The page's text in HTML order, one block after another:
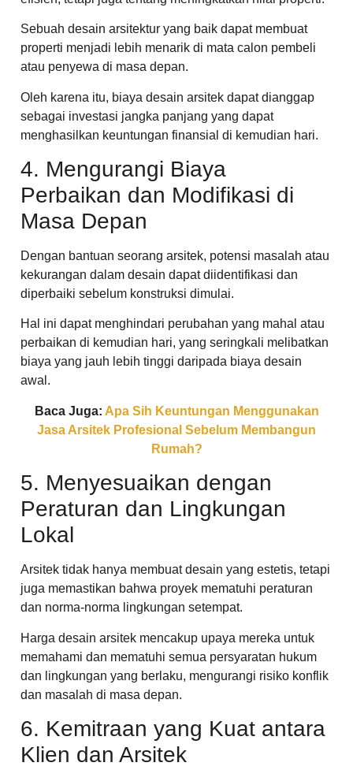
Sebuah desain arsitektur yang baik dapat membuat
properti menjadi lebih menarik di mata calon pembeli
atau penyewa di masa depan.
Oleh karena itu, biaya desain arsitek dapat dianggap
sebagai investasi jangka panjang yang dapat
menghasilkan keuntungan finansial di kemudian hari.
4. Mengurangi Biaya
Perbaikan dan Modifikasi di
Masa Depan
Dengan bantuan seorang arsitek, potensi masalah atau
kekurangan dalam desain dapat diidentifikasi dan
diperbaiki sebelum konstruksi dimulai.
Hal ini dapat menghindari perubahan yang mahal atau
perbaikan di kemudian hari, yang seringkali melibatkan
biaya yang jauh lebih tinggi daripada biaya desain
awal.
Baca Juga: Apa Sih Keuntungan Menggunakan
Jasa Arsitek Profesional Sebelum Membangun
Rumah?
5. Menyesuaikan dengan
Peraturan dan Lingkungan
Lokal
Arsitek tidak hanya membuat desain yang estetis, tetapi
juga memastikan bahwa proyek mematuhi peraturan
dan norma-norma lingkungan setempat.
Harga desain arsitek mencakup upaya mereka untuk
memahami dan mematuhi semua persyaratan hukum
dan lingkungan yang berlaku, mengurangi risiko konflik
dan masalah di masa depan.
6. Kemitraan yang Kuat antara
Klien dan Arsitek